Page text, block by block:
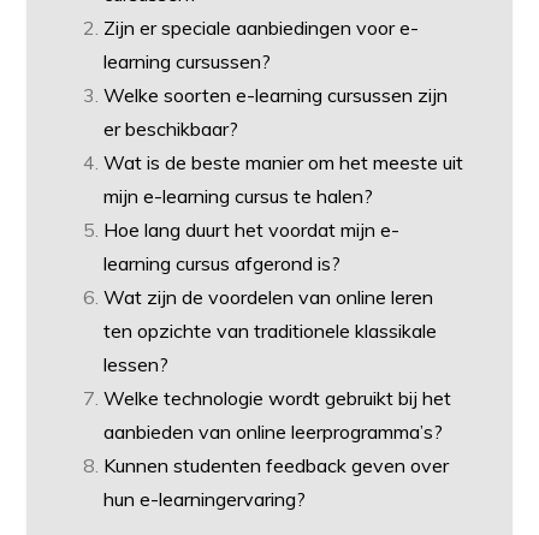
Zijn er speciale aanbiedingen voor e-
learning cursussen?
Welke soorten e-learning cursussen zijn
er beschikbaar?
Wat is de beste manier om het meeste uit
mijn e-learning cursus te halen?
Hoe lang duurt het voordat mijn e-
learning cursus afgerond is?
Wat zijn de voordelen van online leren
ten opzichte van traditionele klassikale
lessen?
Welke technologie wordt gebruikt bij het
aanbieden van online leerprogramma’s?
Kunnen studenten feedback geven over
hun e-learningervaring?